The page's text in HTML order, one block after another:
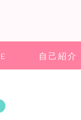
自己紹介